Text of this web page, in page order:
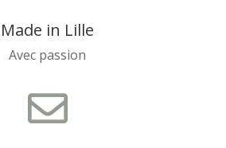
Made in Lille
Avec passion
